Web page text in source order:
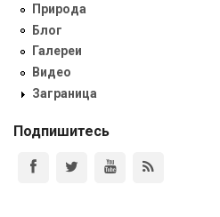
Природа
Блог
Галереи
Видео
Заграница
Подпишитесь